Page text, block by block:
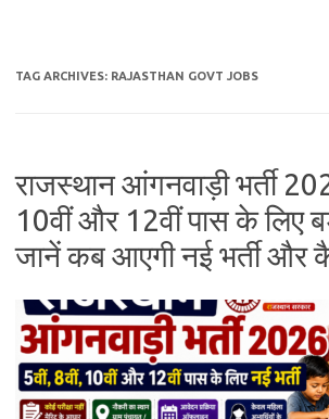
TAG ARCHIVES: RAJASTHAN GOVT JOBS
राजस्थान आंगनवाड़ी भर्ती
10वीं और 12वीं पास के लिए
जानें कब आएगी नई भर्ती और